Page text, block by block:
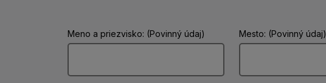
Meno a priezvisko: (Povinný údaj) Mesto: (Povinný údaj)